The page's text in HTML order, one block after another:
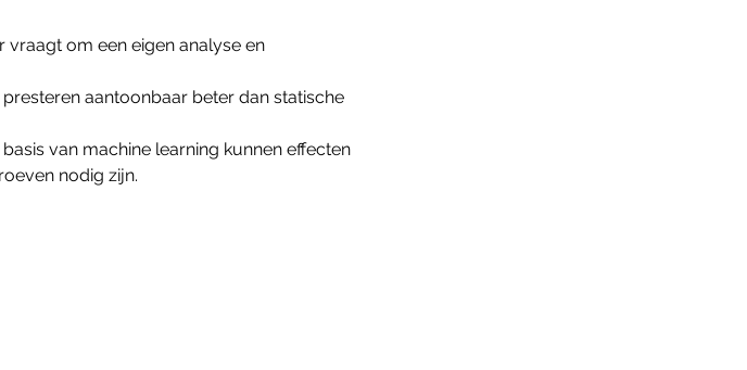
vraagt om een eigen analyse en
aantoonbaar beter dan statische
van machine learning kunnen effecten
nodig zijn.